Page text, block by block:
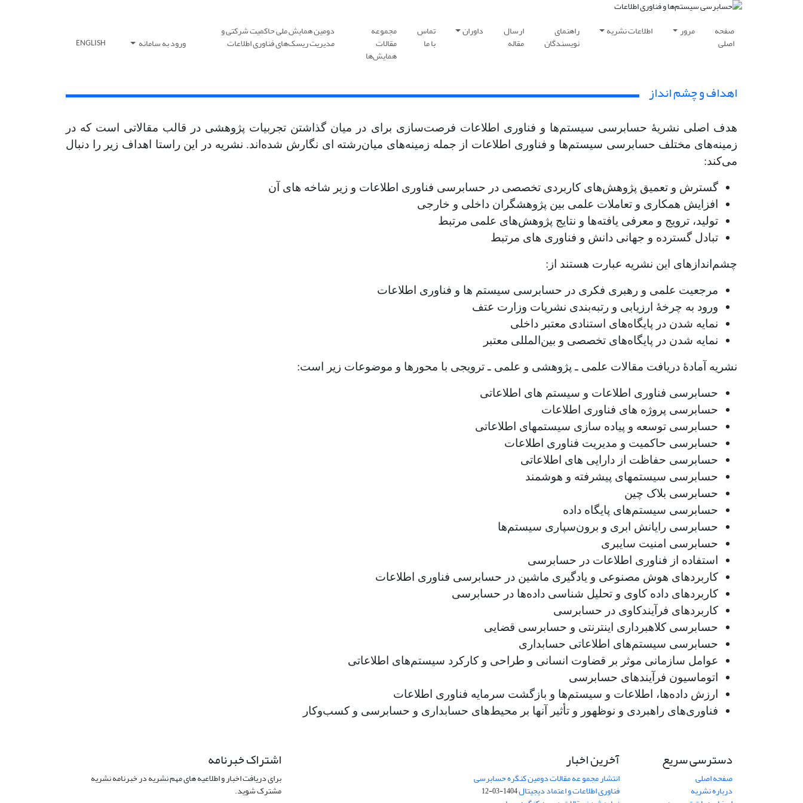
صفحه
اصلی
مرور اطلاعات نشریه راهنمای
نویسندگان
ارسال
مقاله
داوران تماس
با ما
مجموعه
مقالات
همایش‌ها
دومین همایش ملی حاکمیت شرکتی و
مدیریت ریسک‌های فناوری اطلاعات ورود به سامانه ENGLISH
اهداف و چشم انداز
هدف اصلی نشریۀ حسابرسی سیستم‌ها و فناوری اطلاعات فرصت‌سازی برای در میان گذاشتن تجربیات پژوهشی در قالب مقالاتی است که در
زمینه‌های مختلف حسابرسی سیستم‌ها و فناوری اطلاعات از جمله زمینه­‌های میان‌رشته­ ای نگارش شده‌اند. نشریه در این راستا اهداف زیر را دنبال
می‌کند:
گسترش و تعمیق پژوهش‌های کاربردی تخصصی در حسابرسی فناوری اطلاعات و زیر شاخه های آن
افزایش همکاری و تعاملات علمی بین پژوهشگران داخلی و خارجی
تولید، ترویج و معرفی یافته‌ها و نتایج پژوهش‌های علمی مرتبط
تبادل گسترده و جهانی دانش و فناوری های مرتبط
چشم‌اندازهای این نشریه عبارت هستند از:
مرجعیت علمی و رهبری فکری در حسابرسی سیستم ها و فناوری اطلاعات
ورود به چرخۀ ارزیابی و رتبه‌بندی نشریات وزارت عتف
نمایه شدن در پایگاه‌های استنادی معتبر داخلی
نمایه شدن در پایگاه‌های تخصصی و بین‌المللی معتبر
نشریه آمادۀ دریافت مقالات علمی ـ پژوهشی و علمی ـ ترویجی با محورها و موضوعات زیر است:
حسابرسی فناوری اطلاعات و سیستم های اطلاعاتی
حسابرسی پروژه های فناوری اطلاعات
حسابرسی توسعه و پیاده سازی سیستمهای اطلاعاتی
حسابرسی حاکمیت و مدیریت فناوری اطلاعات
حسابرسی حفاظت از دارایی های اطلاعاتی
حسابرسی سیستمهای پیشرفته و هوشمند
حسابرسی بلاک چین
حسابرسی سیستم‌های پایگاه داده
حسابرسی رایانش ابری و برون‌سپاری سیستم‌ها
حسابرسی امنیت سایبری
استفاده از فناوری اطلاعات در حسابرسی
کاربردهای هوش مصنوعی و یادگیری ماشین در حسابرسی فناوری اطلاعات
کاربردهای داده کاوی و تحلیل شناسی داده‌ها در حسابرسی
کاربردهای فرآیندکاوی در حسابرسی
حسابرسی کلاهبرداری اینترنتی و حسابرسی قضایی
حسابرسی سیستم‌های اطلاعاتی حسابداری
عوامل سازمانی موثر بر قضاوت انسانی و طراحی و کارکرد سیستم‌های اطلاعاتی
اتوماسیون فرآیندهای حسابرسی
ارزش داده‌ها، اطلاعات و سیستم‌ها و بازگشت سرمایه فناوری اطلاعات
فناوری‌های راهبردی و نوظهور و تأثیر آنها بر محیط‌های حسابداری و حسابرسی و کسب‌وکار
دسترسی سریع
صفحه اصلی
درباره نشریه
آخرین اخبار
انتشار مجمو عه مقالات دومین کنگره حسابرسی
فناوری اطلاعات و اعتماد دیجیتال1404-03-12
اشتراک خبرنامه
برای دریافت اخبار و اطلاعیه های مهم نشریه در خبرنامه نشریه
مشترک شوید.